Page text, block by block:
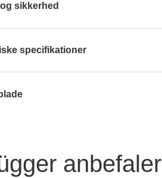
sikkerhed
specifikationer
anbefaler